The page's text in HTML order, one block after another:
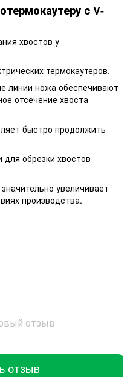
с V-
хвостов у
термокаутеров.
линии ножа обеспечивают
отсечение хвоста
быстро продолжить
обрезки хвостов
увеличивает
производства.
отзыв
отзыв